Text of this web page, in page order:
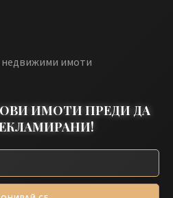
недвижими имоти
ИМОТИ ПРЕДИ ДА